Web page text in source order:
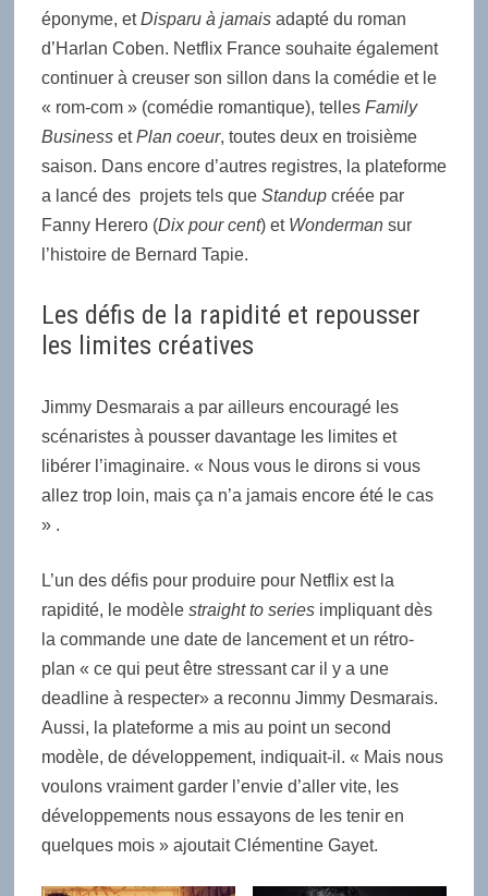
éponyme, etDisparu à jamaisadapté du roman
d’Harlan Coben. Netflix France souhaite également
continuer à creuser son sillon dans la comédie et le
« rom-com » (comédie romantique), telles Family
BusinessetPlan coeur, toutes deux en troisième
saison. Dans encore d’autres registres, la plateforme
a lancé des projets tels que Standupcréée par
Fanny Herero (Dix pour cent) et Wondermansur
l’histoire de Bernard Tapie.
Les défis de la rapidité et repousser
les limites créatives
Jimmy Desmarais a par ailleurs encouragé les
scénaristes à pousser davantage les limites et
libérer l’imaginaire. « Nous vous le dirons si vous
allez trop loin, mais ça n’a jamais encore été le cas
» .
L’un des défis pour produire pour Netflix est la
rapidité, le modèle straight to seriesimpliquant dès
la commande une date de lancement et un rétro-
plan « ce qui peut être stressant car il y a une
deadline à respecter» a reconnu Jimmy Desmarais.
Aussi, la plateforme a mis au point un second
modèle, de développement, indiquait-il. « Mais nous
voulons vraiment garder l’envie d’aller vite, les
développements nous essayons de les tenir en
quelques mois » ajoutait Clémentine Gayet.